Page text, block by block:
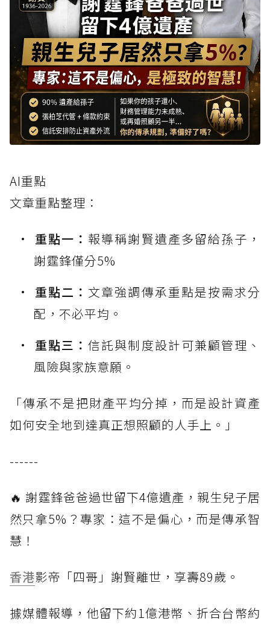
AI重點
文章重點整理：
重點一： 報導稱謝賢遺產多留給孫子，
謝霆鋒僅分5%
重點二： 文章強調傳承重點是按需求分
配，不必平均。
重點三：信託與制度設計可兼顧管理、
風險與家族意願。
「傳承不是把財產平均分掉，而是設計資產
如何安全地到達真正想照顧的人手上。」
------
🔥 謝霆鋒爸爸過世留下4億遺產，親生兒子居
然只拿5%？專家：這不是偏心，而是傳承智
慧！
香港影帝「四哥」謝賢離世，享壽89歲。
據媒體報導，他留下約1億港幣、折合台幣約